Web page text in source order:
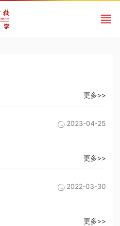
更多>>
2023-04-25
更多>>
2022-03-30
更多>>